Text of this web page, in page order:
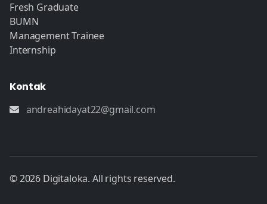
Fresh Graduate
BUMN
Management Trainee
Internship
Kontak
andreahidayat22@gmail.com
© 2026 Digitaloka. All rights reserved.